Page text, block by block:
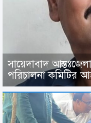
সায়েদাবাদ
পরিচালনা কমিটির